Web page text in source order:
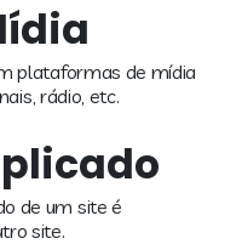
plataformas de mídia
rádio, etc.
de um site é
site.